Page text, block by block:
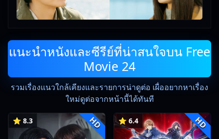
แนะนำหนังและซีรีย์ที่น่าสนใจบน Free
Movie 24
รวมเรื่องแนวใกล้เคียงและรายการน่าดูต่อ เผื่ออยากหาเรื่อง
ใหม่ดูต่อจากหน้านี้ได้ทันที
⭐ 8.3 HD ⭐ 6.4 HD